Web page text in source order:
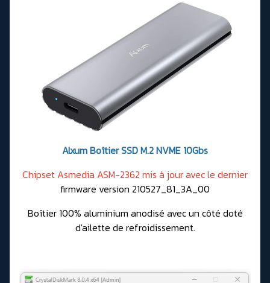
Alxum Boîtier SSD M.2 NVME 10Gbs
Chipset Asmedia ASM-2362 mis à jour avec le dernier
firmware version 210527_81_3A_00
Boîtier 100% aluminium anodisé avec un côté doté
d'ailette de refroidissement.